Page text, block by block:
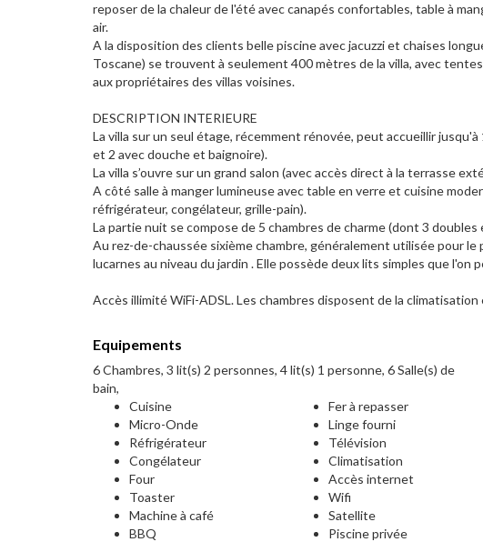
reposer de la chaleur de l'été avec canapés confortables, table à
air.
A la disposition des clients belle piscine avec jacuzzi et chaises
Toscane) se trouvent à seulement 400 mètres de la villa, avec
aux propriétaires des villas voisines.
DESCRIPTION INTERIEURE
La villa sur un seul étage, récemment rénovée, peut accueillir
et 2 avec douche et baignoire).
La villa s’ouvre sur un grand salon (avec accès direct à la terrasse
A côté salle à manger lumineuse avec table en verre et cuisine
réfrigérateur, congélateur, grille-pain).
La partie nuit se compose de 5 chambres de charme (dont 3
Au rez-de-chaussée sixième chambre, généralement utilisée pour
lucarnes au niveau du jardin . Elle possède deux lits simples que
Accès illimité WiFi-ADSL. Les chambres disposent de la
Equipements
6 Chambres, 3 lit(s) 2 personnes, 4 lit(s) 1 personne, 6 Salle(s) de
bain,
Cuisine
Micro-Onde
Réfrigérateur
Congélateur
Four
Toaster
Machine à café
BBQ
Fer à repasser
Linge fourni
Télévision
Climatisation
Accès internet
Wifi
Satellite
Piscine privée